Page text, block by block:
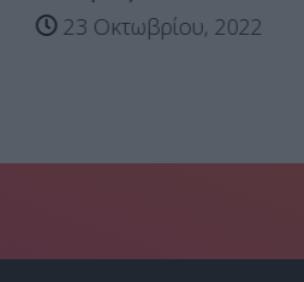
23 Οκτωβρίου, 2022